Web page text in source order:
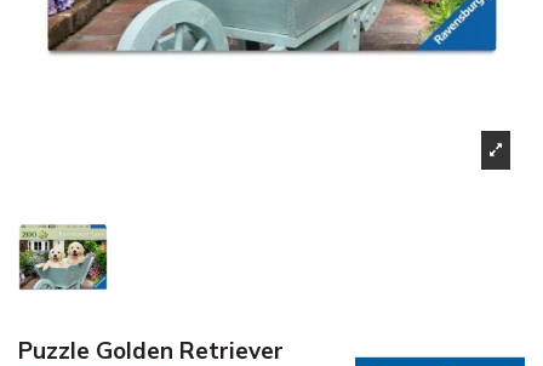
Puzzle Golden Retriever